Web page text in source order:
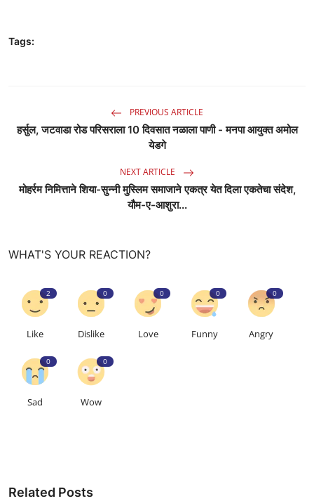
Tags:
PREVIOUS ARTICLE
हर्सुल, जटवाडा रोड परिसराला 10 दिवसात नळाला पाणी - मनपा आयुक्त अमोल
येडगे
NEXT ARTICLE
मोहर्रम निमित्ताने शिया-सुन्नी मुस्लिम समाजाने एकत्र येत दिला एकतेचा संदेश,
यौम-ए-आशुरा...
WHAT'S YOUR REACTION?
2
Like
0
Dislike
0
Love
0
Funny
0
Angry
0
Sad
0
Wow
Related Posts